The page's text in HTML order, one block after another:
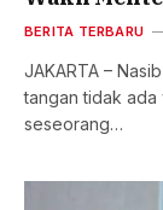
BERITA TERBARU
JAKARTA –
tangan tidak ada
seseorang…